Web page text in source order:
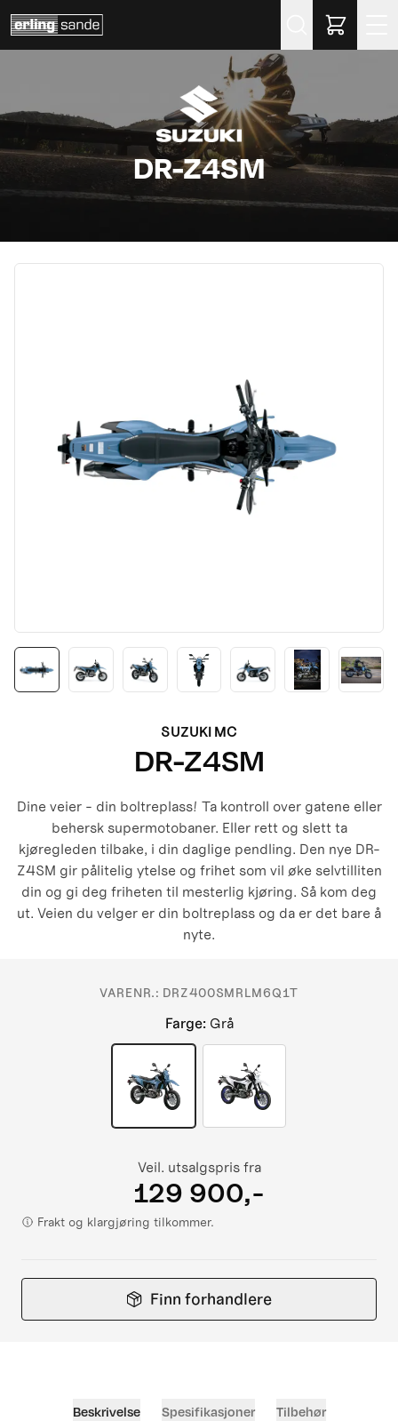
DR-Z4SM
SUZUKI MC
DR-Z4SM
Dine veier - din boltreplass! Ta kontroll over gatene eller
behersk supermotobaner. Eller rett og slett ta
kjøregleden tilbake, i din daglige pendling. Den nye DR-
Z4SM gir pålitelig ytelse og frihet som vil øke selvtilliten
din og gi deg friheten til mesterlig kjøring. Så kom deg
ut. Veien du velger er din boltreplass og da er det bare å
nyte.
VARENR.: DRZ400SMRLM6Q1T
Farge: Grå
Veil. utsalgspris fra
129 900,-
Frakt og klargjøring tilkommer.
Finn forhandlere
Beskrivelse Spesifikasjoner Tilbehør